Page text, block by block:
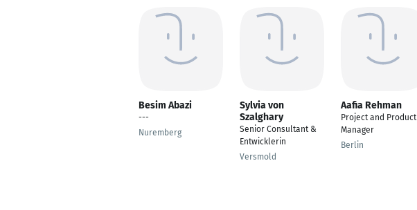
Besim Abazi
---
Nuremberg
Sylvia von
Szalghary
Senior Consultant &
Entwicklerin
Versmold
Aafia Rehman
Project and Product
Manager
Berlin